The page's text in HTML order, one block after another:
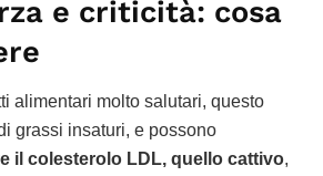
e criticità: cosa
alimentari molto salutari, questo
grassi insaturi, e possono
il colesterolo LDL, quello cattivo,